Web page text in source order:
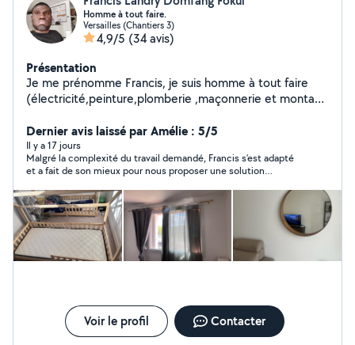
Homme à tout faire.
Versailles (Chantiers 3)
4,9/5 (34 avis)
Présentation
Je me prénomme Francis, je suis homme à tout faire
(électricité,peinture,plomberie ,maçonnerie et montage
Dernier avis laissé par Amélie : 5/5
Il y a 17 jours
Malgré la complexité du travail demandé, Francis s’est adapté
et a fait de son mieux pour nous proposer une solution
professionnelle. 🙂
Voir le profil Contacter